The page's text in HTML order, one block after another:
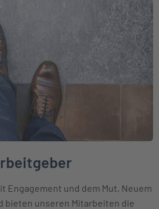
Engagement und dem Mut, Neuem
bieten unseren Mitarbeiten die